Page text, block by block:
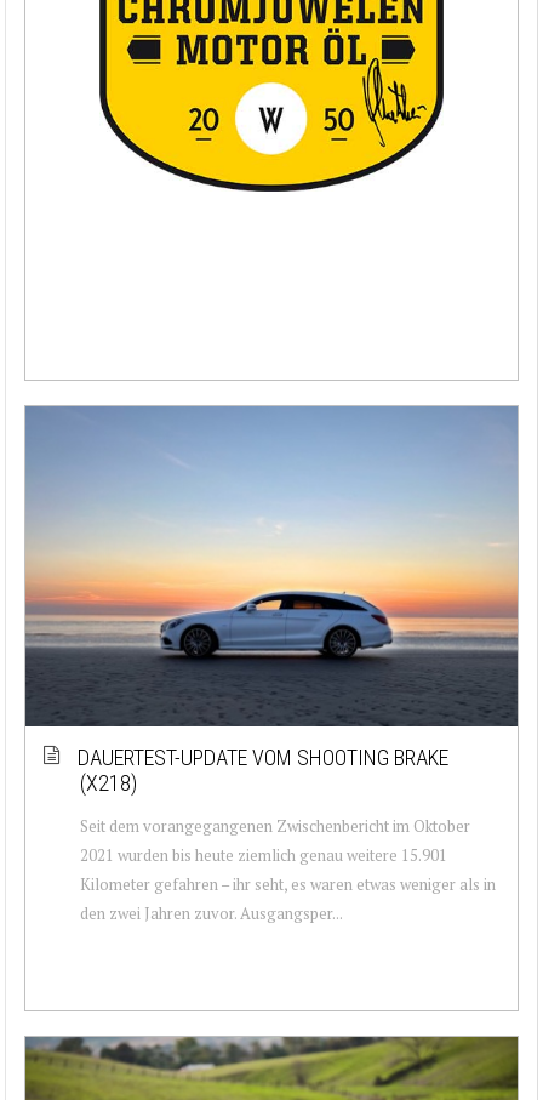
DAUERTEST-UPDATE VOM SHOOTING BRAKE
(X218)
Seit dem vorangegangenen Zwischenbericht im Oktober
2021 wurden bis heute ziemlich genau weitere 15.901
Kilometer gefahren – ihr seht, es waren etwas weniger als in
den zwei Jahren zuvor. Ausgangsper...